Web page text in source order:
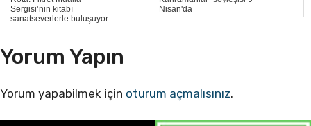
Sergisi’nin kitabı
sanatseverlerle buluşuyor
Nisan'da
Yorum Yapın
Yorum yapabilmek için oturum açmalısınız.